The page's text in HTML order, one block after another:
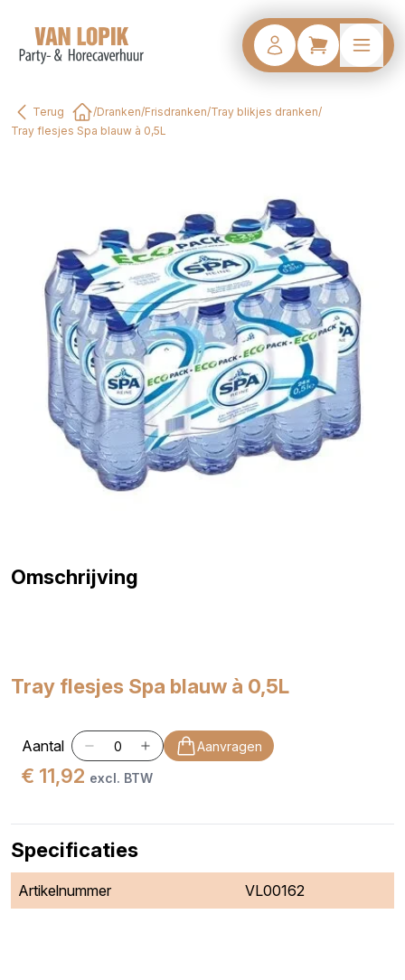
Terug
Home
/Dranken/Frisdranken/Tray blikjes dranken/
Tray flesjes Spa blauw à 0,5L
Omschrijving
Tray flesjes Spa blauw à 0,5L
Aantal Aanvragen
€ 11,92 excl. BTW
Specificaties
Artikelnummer VL00162